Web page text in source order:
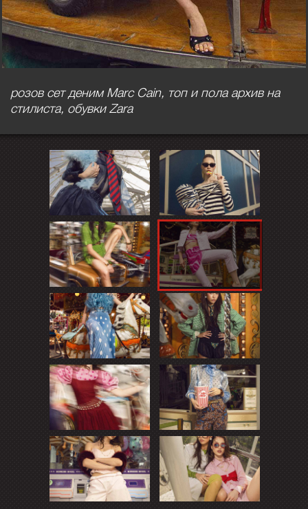
розов сет деним Marc Cain, топ и пола архив на
стилиста, обувки Zara